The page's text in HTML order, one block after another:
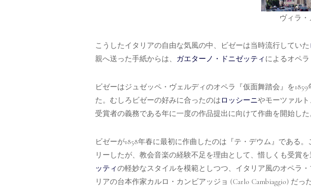
ヴィラ
こうしたイタリアの自由な気風の中、ビゼーは当時流行していた
親へ送った手紙からは、
ガエターノ・ドニゼッティ によるオペ
ビゼーはジュゼッペ・ヴェルディのオペラ『仮面舞踏会』を
た。むしろビゼーの好みに合ったのはロッシーニやモーツァル
受賞者の義務である年に一度の作品提出に向けて作曲を開始した
ビゼーが1858年春に最初に作曲したのは『テ・デウム』である
リーしたが、教会音楽の経験不足を理由として、惜しくも受賞
ッティの軽妙なスタイルを模範としつつ、イタリア風のオペラ
リアの台本作家カルロ・カンビアッジョ (Carlo Cambiaggio) だった